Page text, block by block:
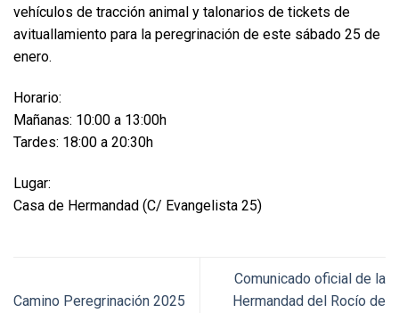
vehículos de tracción animal y talonarios de tickets de
avituallamiento para la peregrinación de este sábado 25 de
enero.
Horario:
Mañanas: 10:00 a 13:00h
Tardes: 18:00 a 20:30h
Lugar:
Casa de Hermandad (C/ Evangelista 25)
Camino Peregrinación 2025
Comunicado oficial de la
Hermandad del Rocío de